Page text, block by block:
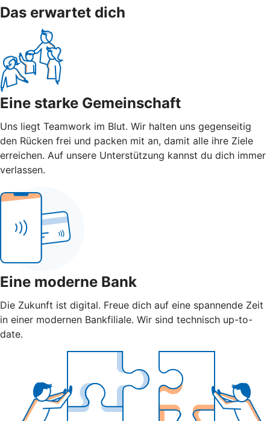
Das erwartet dich
Eine starke Gemeinschaft
Uns liegt Teamwork im Blut. Wir halten uns gegenseitig
den Rücken frei und packen mit an, damit alle ihre Ziele
erreichen. Auf unsere Unterstützung kannst du dich immer
verlassen.
Eine moderne Bank
Die Zukunft ist digital. Freue dich auf eine spannende Zeit
in einer modernen Bankfiliale. Wir sind technisch up-to-
date.